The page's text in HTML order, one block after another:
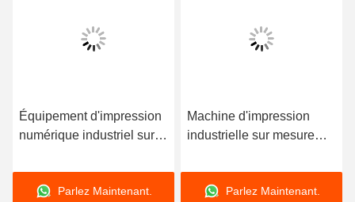
Équipement d'impression
numérique industriel sur
taille
Parlez Maintenant.
Machine d'impression
industrielle sur mesure
d'impression d'étiquettes
UV à encreParlez Maintenant.